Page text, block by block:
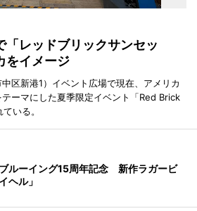
「レッドブリックサンセッ
をイメージ
区新港1）イベント広場で現在、アメリカ
ーマにした夏季限定イベント「Red Brick
いる。
ルーイング15周年記念 新作ラガービ
ヘル」